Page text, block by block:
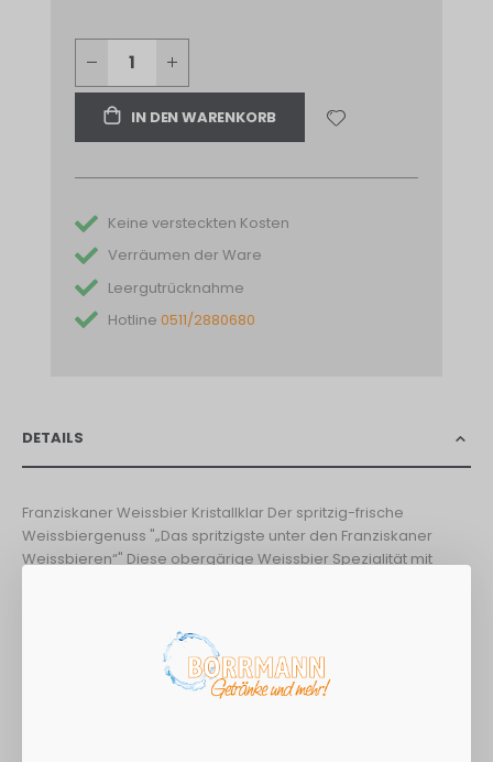
IN DEN WARENKORB
Keine versteckten Kosten
Verräumen der Ware
Leergutrücknahme
Hotline 0511/2880680
DETAILS
Franziskaner Weissbier Kristallklar Der spritzig-frische
Weissbiergenuss "„Das spritzigste unter den Franziskaner
Weissbieren“" Diese obergärige Weissbier Spezialität mit
Gärprozess entsteht. Der fein herbe, frische Duft steigert die
Erwartung und schon beim ersten Schluck macht sich ein
kräftig moussierendes, belebendes Perlenspiel der
Kohlensäure bemerkbar. Kristallklar ist besonders prickelnd